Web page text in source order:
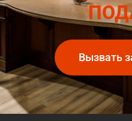
Вызвать